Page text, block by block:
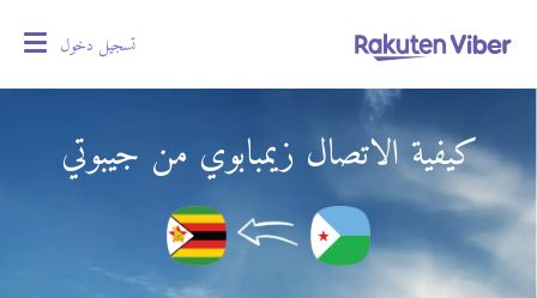
تسجيل دخول
كيفية الاتصال زيمبابوي من جيبوتي